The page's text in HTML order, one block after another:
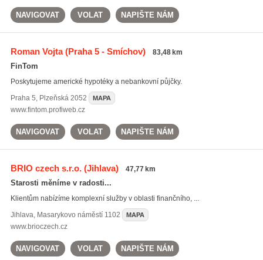
NAVIGOVAT VOLAT NAPIŠTE NÁM
Roman Vojta(Praha 5 - Smíchov) 83,48 km
FinTom
Poskytujeme americké hypotéky a nebankovní půjčky.
Praha 5, Plzeňská 2052 MAPA
www.fintom.profiweb.cz
NAVIGOVAT VOLAT NAPIŠTE NÁM
BRIO czech s.r.o.(Jihlava) 47,77 km
Starosti měníme v radosti...
Klientům nabízíme komplexní služby v oblasti finančního, ...
Jihlava, Masarykovo náměstí 1102 MAPA
www.brioczech.cz
NAVIGOVAT VOLAT NAPIŠTE NÁM